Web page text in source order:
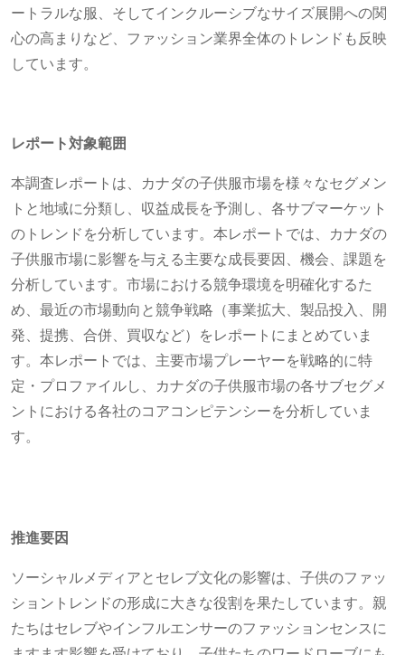
ートラルな服、そしてインクルーシブなサイズ展開への関
心の高まりなど、ファッション業界全体のトレンドも反映
しています。
レポート対象範囲
本調査レポートは、カナダの子供服市場を様々なセグメン
トと地域に分類し、収益成長を予測し、各サブマーケット
のトレンドを分析しています。本レポートでは、カナダの
子供服市場に影響を与える主要な成長要因、機会、課題を
分析しています。市場における競争環境を明確化するた
め、最近の市場動向と競争戦略（事業拡大、製品投入、開
発、提携、合併、買収など）をレポートにまとめていま
す。本レポートでは、主要市場プレーヤーを戦略的に特
定・プロファイルし、カナダの子供服市場の各サブセグメ
ントにおける各社のコアコンピテンシーを分析していま
す。
推進要因
ソーシャルメディアとセレブ文化の影響は、子供のファッ
ショントレンドの形成に大きな役割を果たしています。親
たちはセレブやインフルエンサーのファッションセンスに